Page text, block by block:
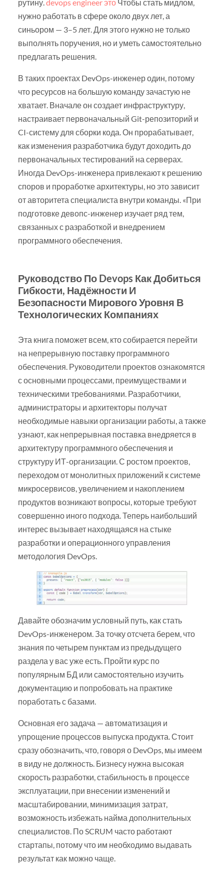
рутину.devops engineer этоЧтобы стать мидлом,
нужно работать в сфере около двух лет, а
синьором — 3–5 лет. Для этого нужно не только
выполнять поручения, но и уметь самостоятельно
предлагать решения.
В таких проектах DevOps-инженер один, потому
что ресурсов на большую команду зачастую не
хватает. Вначале он создает инфраструктуру,
настраивает первоначальный Git-репозиторий и
CI-систему для сборки кода. Он прорабатывает,
как изменения разработчика будут доходить до
первоначальных тестирований на серверах.
Иногда DevOps-инженера привлекают к решению
споров и проработке архитектуры, но это зависит
от авторитета специалиста внутри команды. «При
подготовке девопс-инженер изучает ряд тем,
связанных с разработкой и внедрением
программного обеспечения.
Руководство По Devops Как Добиться
Гибкости, Надёжности И
Безопасности Мирового Уровня В
Технологических Компаниях
Эта книга поможет всем, кто собирается перейти
на непрерывную поставку программного
обеспечения. Руководители проектов ознакомятся
с основными процессами, преимуществами и
техническими требованиями. Разработчики,
администраторы и архитекторы получат
необходимые навыки организации работы, а также
узнают, как непрерывная поставка внедряется в
архитектуру программного обеспечения и
структуру ИТ-организации. С ростом проектов,
переходом от монолитных приложений к системе
микросервисов, увеличением и накоплением
продуктов возникают вопросы, которые требуют
совершенно иного подхода. Теперь наибольший
интерес вызывает находящаяся на стыке
разработки и операционного управления
методология DevOps.
Давайте обозначим условный путь, как стать
DevOps-инженером. За точку отсчета берем, что
знания по четырем пунктам из предыдущего
раздела у вас уже есть. Пройти курс по
популярным БД или самостоятельно изучить
документацию и попробовать на практике
поработать с базами.
Основная его задача — автоматизация и
упрощение процессов выпуска продукта. Стоит
сразу обозначить, что, говоря о DevOps, мы имеем
в виду не должность. Бизнесу нужна высокая
скорость разработки, стабильность в процессе
эксплуатации, при внесении изменений и
масштабировании, минимизация затрат,
возможность избежать найма дополнительных
специалистов. По SCRUM часто работают
стартапы, потому что им необходимо выдавать
результат как можно чаще.